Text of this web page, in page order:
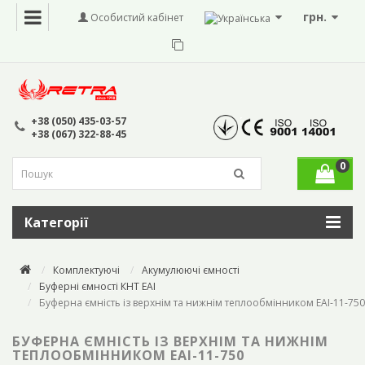
грн.
Особистий кабінет
+38 (050) 435-03-57
+38 (067) 322-88-45
0
Категорії
Комплектуючі
Акумулюючі ємності
Буферні ємності КНТ ЕАІ
Буферна ємність із верхнім та нижнім теплообмінником ЕАІ-11-750
БУФЕРНА ЄМНІСТЬ ІЗ ВЕРХНІМ ТА НИЖНІМ
ТЕПЛООБМІННИКОМ ЕАІ-11-750